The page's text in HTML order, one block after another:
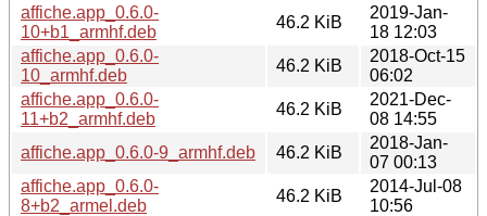
affiche.app_0.6.0-
10+b1_armhf.deb
46.2 KiB
2019-Jan-
18 12:03
affiche.app_0.6.0-
10_armhf.deb
46.2 KiB
2018-Oct-15
06:02
affiche.app_0.6.0-
11+b2_armhf.deb
46.2 KiB
2021-Dec-
08 14:55
affiche.app_0.6.0-9_armhf.deb
46.2 KiB
2018-Jan-
07 00:13
affiche.app_0.6.0-
8+b2_armel.deb
46.2 KiB
2014-Jul-08
10:56